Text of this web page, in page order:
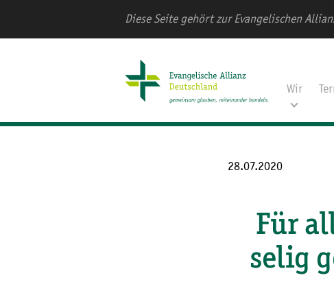
Diese Seite gehört zur Evangelischen
Wir
28.07.2020
Für
selig